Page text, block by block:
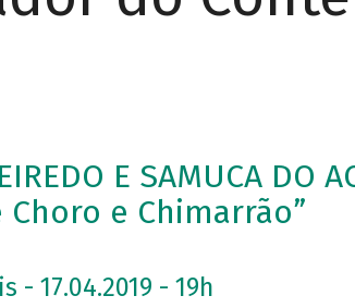
E SAMUCA DO
e Chimarrão”
- 17.04.2019 - 19h